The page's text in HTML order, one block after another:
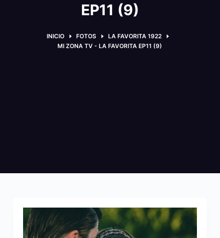
EP11 (9)
INICIO FOTOS
LA FAVORITA 1922
MI ZONA TV - LA FAVORITA EP11 (9)